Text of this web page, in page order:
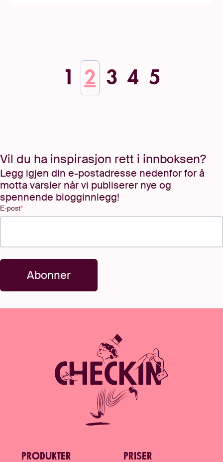
FORrige
1 2 3 4 5
Vil du ha inspirasjon rett i innboksen?
Legg igjen din e-postadresse nedenfor for å
motta varsler når vi publiserer nye og
spennende blogginnlegg!
E-post*
PRODUKTER PRISER